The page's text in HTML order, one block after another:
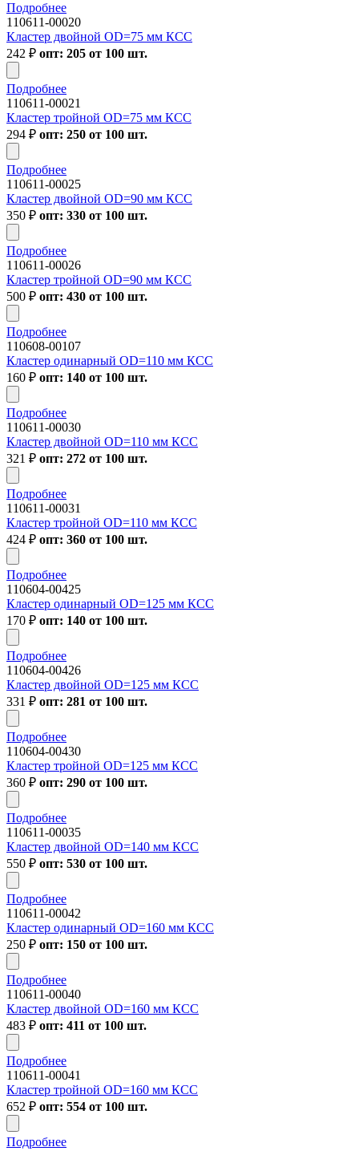
Подробнее
110611-00020
Кластер двойной OD=75 мм КСС
242 ₽ опт: 205 от 100 шт.
Подробнее
110611-00021
Кластер тройной OD=75 мм КСС
294 ₽ опт: 250 от 100 шт.
Подробнее
110611-00025
Кластер двойной OD=90 мм КСС
350 ₽ опт: 330 от 100 шт.
Подробнее
110611-00026
Кластер тройной OD=90 мм КСС
500 ₽ опт: 430 от 100 шт.
Подробнее
110608-00107
Кластер одинарный OD=110 мм КСС
160 ₽ опт: 140 от 100 шт.
Подробнее
110611-00030
Кластер двойной OD=110 мм КСС
321 ₽ опт: 272 от 100 шт.
Подробнее
110611-00031
Кластер тройной OD=110 мм КСС
424 ₽ опт: 360 от 100 шт.
Подробнее
110604-00425
Кластер одинарный OD=125 мм КСС
170 ₽ опт: 140 от 100 шт.
Подробнее
110604-00426
Кластер двойной OD=125 мм КСС
331 ₽ опт: 281 от 100 шт.
Подробнее
110604-00430
Кластер тройной OD=125 мм КСС
360 ₽ опт: 290 от 100 шт.
Подробнее
110611-00035
Кластер двойной OD=140 мм КСС
550 ₽ опт: 530 от 100 шт.
Подробнее
110611-00042
Кластер одинарный OD=160 мм КСС
250 ₽ опт: 150 от 100 шт.
Подробнее
110611-00040
Кластер двойной OD=160 мм КСС
483 ₽ опт: 411 от 100 шт.
Подробнее
110611-00041
Кластер тройной OD=160 мм КСС
652 ₽ опт: 554 от 100 шт.
Подробнее